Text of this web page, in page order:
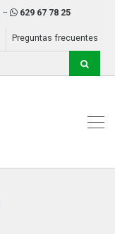
– 629 67 78 25
Preguntas frecuentes